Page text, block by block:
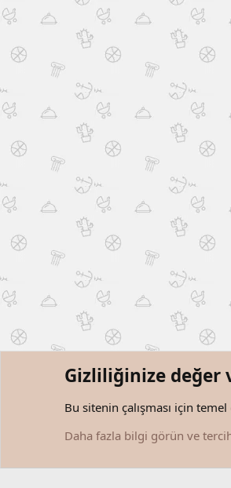
Gizliliğinize değer
Bu sitenin çalışması için temel
Daha fazla bilgi görün ve